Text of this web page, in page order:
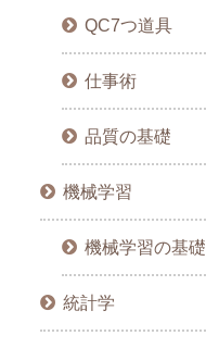
QC7つ道具
仕事術
品質の基礎
機械学習
機械学習の基礎
統計学